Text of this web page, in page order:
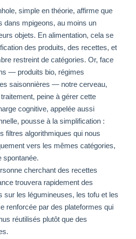
simple en théorie, affirme que
dans mpigeons, au moins un
objets. En alimentation, cela se
des produits, des recettes, et
restreint de catégories. Or, face
— produits bio, régimes
saisonnières — notre cerveau,
peine à gérer cette
cognitive, appelée aussi
pousse à la simplification :
filtres algorithmiques qui nous
vers les mêmes catégories,
spontanée.
cherchant des recettes
trouvera rapidement des
sur les légumineuses, les tofu et les
renforcée par des plateformes qui
réutilisés plutôt que des